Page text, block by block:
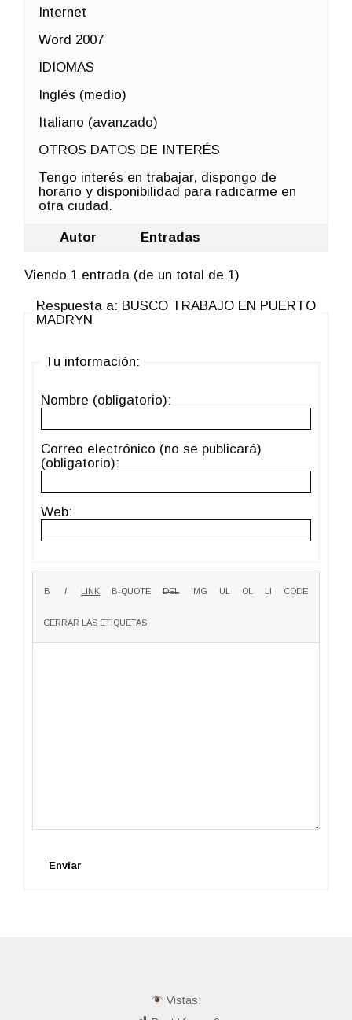
Internet
Word 2007
IDIOMAS
Inglés (medio)
Italiano (avanzado)
OTROS DATOS DE INTERÉS
Tengo interés en trabajar, dispongo de
horario y disponibilidad para radicarme en
otra ciudad.
Autor Entradas
Viendo 1 entrada (de un total de 1)
Respuesta a: BUSCO TRABAJO EN PUERTO
MADRYN
Tu información:
Nombre (obligatorio):
Correo electrónico (no se publicará)
(obligatorio):
Web:
Enviar
Vistas: